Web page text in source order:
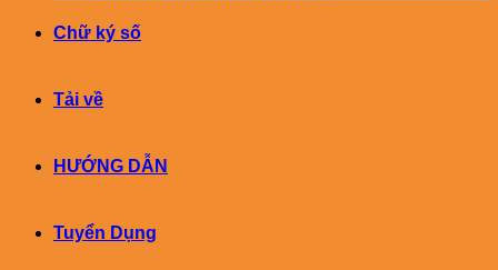
Chữ ký số
Tải về
HƯỚNG DẪN
Tuyển Dụng